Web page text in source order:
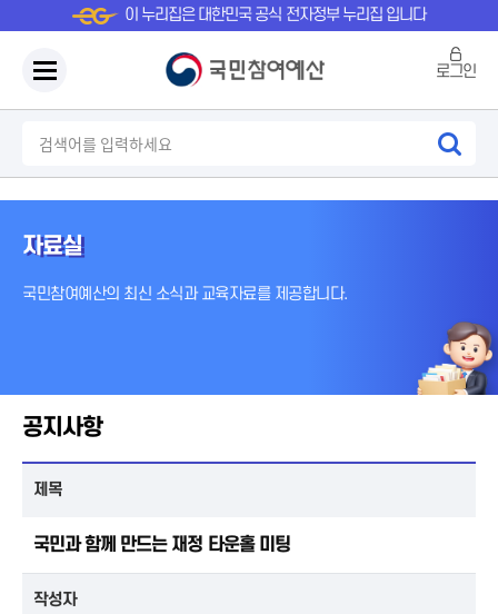
이 누리집은 대한민국 공식 전자정부 누리집 입니다
로그인
자료실
국민참여예산의 최신 소식과 교육자료를 제공합니다.
공지사항
제목
국민과 함께 만드는 재정 타운홀 미팅
작성자